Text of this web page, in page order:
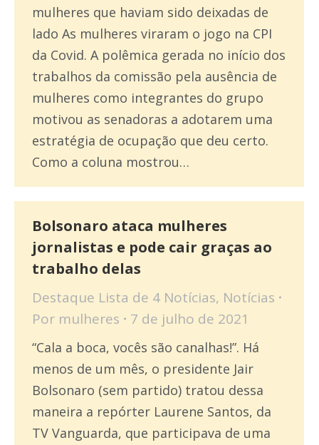
mulheres que haviam sido deixadas de
lado As mulheres viraram o jogo na CPI
da Covid. A polêmica gerada no início dos
trabalhos da comissão pela ausência de
mulheres como integrantes do grupo
motivou as senadoras a adotarem uma
estratégia de ocupação que deu certo.
Como a coluna mostrou…
Bolsonaro ataca mulheres
jornalistas e pode cair graças ao
trabalho delas
Destaque Lista de 4 Notícias, Notícias
Por mulheres 7 de julho de 2021
“Cala a boca, vocês são canalhas!”. Há
menos de um mês, o presidente Jair
Bolsonaro (sem partido) tratou dessa
maneira a repórter Laurene Santos, da
TV Vanguarda, que participava de uma